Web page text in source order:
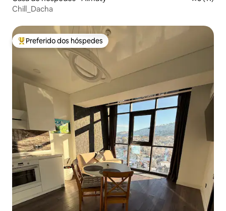
Chill_Dacha
Entre os melhores preferidos dos hóspedes
Preferido dos hóspedes